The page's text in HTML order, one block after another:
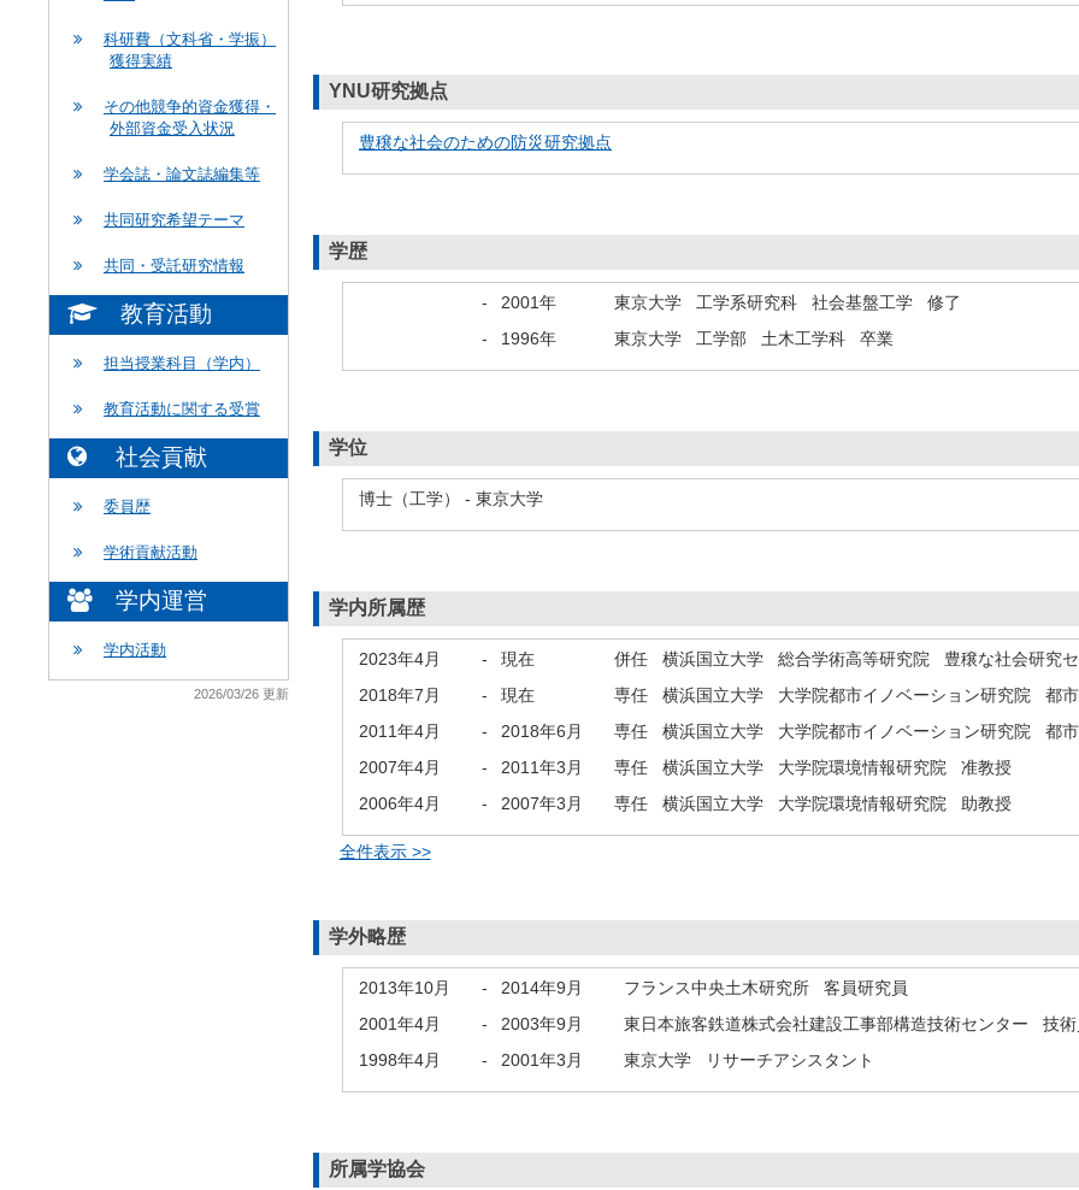
科研費（文科省・学振）
獲得実績
その他競争的資金獲得・
外部資金受入状況
学会誌・論文誌編集等
共同研究希望テーマ
共同・受託研究情報
教育活動
担当授業科目（学内）
教育活動に関する受賞
社会貢献
委員歴
学術貢献活動
学内運営
学内活動
2026/03/26 更新
YNU研究拠点
豊穣な社会のための防災研究拠点
学歴
- 2001年
東京大学 工学系研究科 社会基盤工学 修了
-
1996年 東京大学 工学部 土木工学科 卒業
学位
博士（工学） - 東京大学
学内所属歴
2023年4月 - 現在
併任 横浜国立大学 総合学術高等研究院 豊穣な社会研究
2018年7月
- 現在
専任 横浜国立大学 大学院都市イノベーション研究院 都
2011年4月
- 2018年6月
専任 横浜国立大学 大学院都市イノベーション研究院 都
2007年4月
- 2011年3月
専任 横浜国立大学 大学院環境情報研究院 准教授
2006年4月
- 2007年3月 専任 横浜国立大学 大学院環境情報研究院 助教授
全件表示 >>
学外略歴
2013年10月 - 2014年9月
フランス中央土木研究所 客員研究員
2001年4月
- 2003年9月
東日本旅客鉄道株式会社建設工事部構造技術センター 技
1998年4月
- 2001年3月 東京大学 リサーチアシスタント
所属学協会